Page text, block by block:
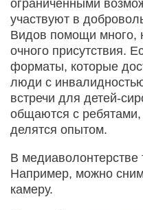
ограниченными
участвуют в
Видов помощи много,
очного присутствия.
форматы, которые
люди с
встречи для детей-
общаются с
делятся опытом.
В медиаволонтерстве
Например, можно
камеру.